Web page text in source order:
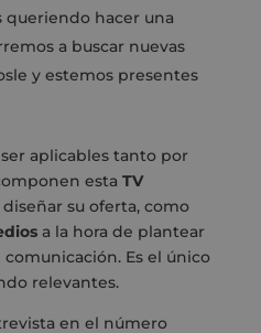
queriendo hacer una
a buscar nuevas
y estemos presentes
aplicables tanto por
esta TV
diseñar su oferta, como
a la hora de plantear
Es el único
relevantes.
en el número